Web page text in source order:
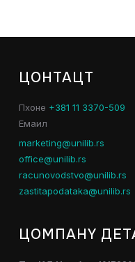
ЦОНТАЦТ
Пхоне +381 11 3370-509
Емаил
marketing@unilib.rs
office@unilib.rs
racunovodstvo@unilib.rs
zastitapodataka@unilib.rs
ЦОМПАНY